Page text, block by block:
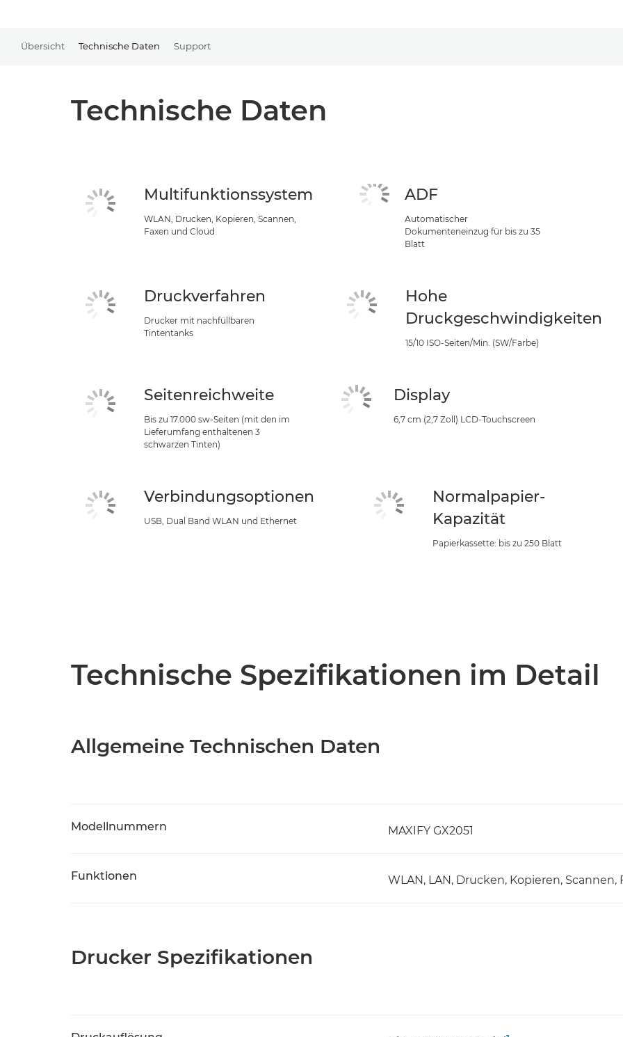
Übersicht Technische Daten Support
Technische Daten
Multifunktionssystem
WLAN, Drucken, Kopieren, Scannen,
Faxen und Cloud
ADF
Automatischer
Dokumenteneinzug für bis zu 35
Blatt
Druckverfahren
Drucker mit nachfüllbaren
Tintentanks
Hohe
Druckgeschwindigkeiten
15/10 ISO-Seiten/Min. (SW/Farbe)
Seitenreichweite
Bis zu 17.000 sw-Seiten (mit den im
Lieferumfang enthaltenen 3
schwarzen Tinten)
Display
6,7 cm (2,7 Zoll) LCD-Touchscreen
Verbindungsoptionen
USB, Dual Band WLAN und Ethernet
Normalpapier-
Kapazität
Papierkassette: bis zu 250 Blatt
Technische Spezifikationen im Detail
Allgemeine Technischen Daten
Modellnummern MAXIFY GX2051
Funktionen WLAN, LAN, Drucken, Kopieren, Scannen,
Drucker Spezifikationen